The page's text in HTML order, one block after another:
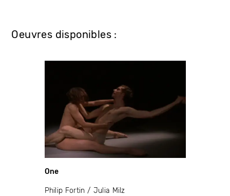
Oeuvres disponibles :
One
Philip Fortin Julia Milz